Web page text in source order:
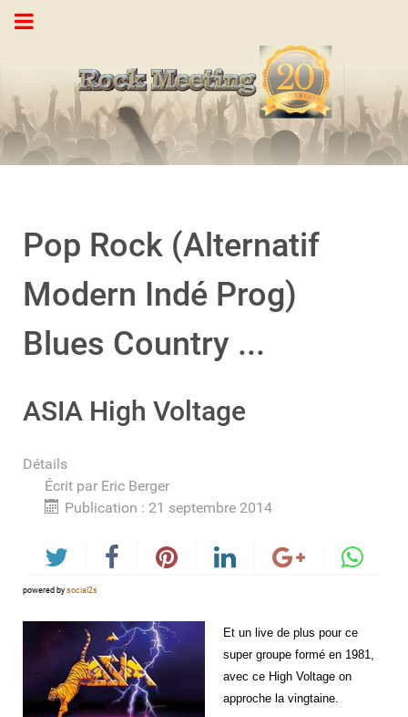
Pop Rock (Alternatif
Modern Indé Prog)
Blues Country ...
ASIA High Voltage
Détails
Écrit par Eric Berger
Publication : 21 septembre 2014
powered by social2s
Et un live de plus pour ce
super groupe formé en 1981,
avec ce High Voltage on
approche la vingtaine.